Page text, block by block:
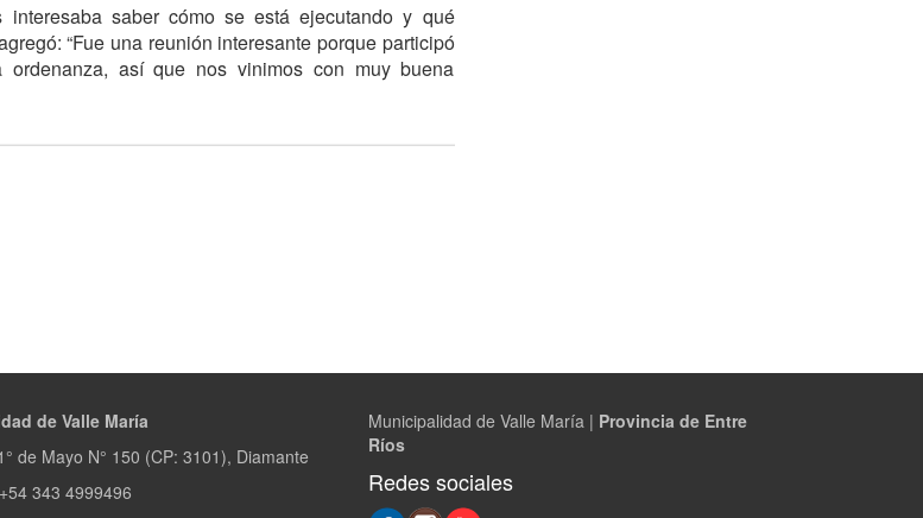
saber cómo se está ejecutando y qué
“Fue una reunión interesante porque participó
así que nos vinimos con muy buena
de Valle María
de Mayo N° 150 (CP: 3101), Diamante
+54 343 4999496
Municipalidad de Valle María | Provincia de Entre
Ríos
Redes sociales